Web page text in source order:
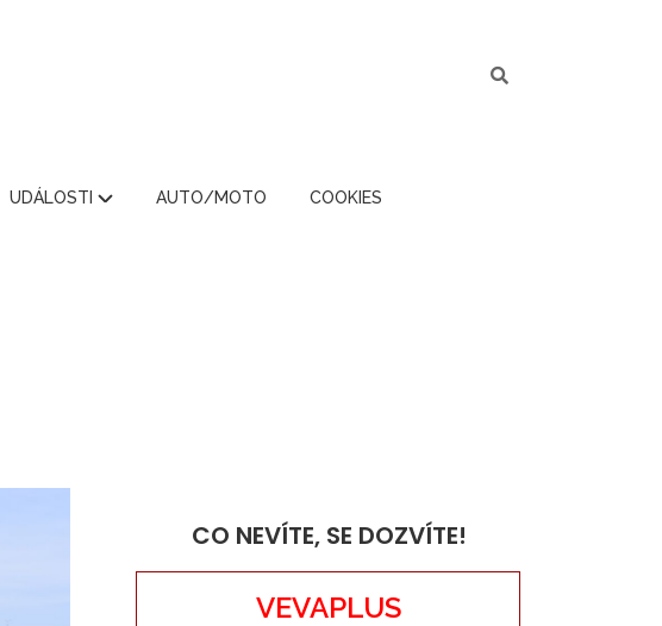
UDÁLOSTI AUTO/MOTO COOKIES
CO NEVÍTE, SE DOZVÍTE!
VEVAPLUS